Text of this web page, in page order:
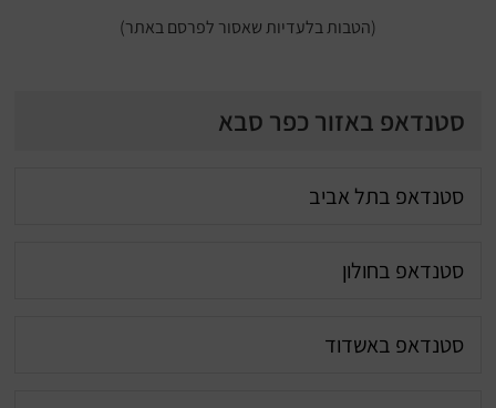
(הטבות בלעדיות שאסור לפרסם באתר)
סטנדאפ באזור כפר סבא
סטנדאפ בתל אביב
סטנדאפ בחולון
סטנדאפ באשדוד